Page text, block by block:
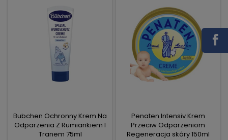
Bubchen Ochronny Krem Na
Odparzenia Z Rumiankiem I
Tranem 75ml
Penaten Intensiv Krem
Przeciw Odparzeniom
Regeneracja skóry 150ml